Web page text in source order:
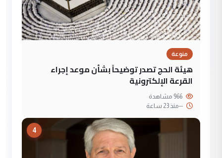
منوعة
هيئة الحج تصدر توضيحاً بشأن موعد إجراء
القرعة الإلكترونية
--منذ 23 ساعة
4